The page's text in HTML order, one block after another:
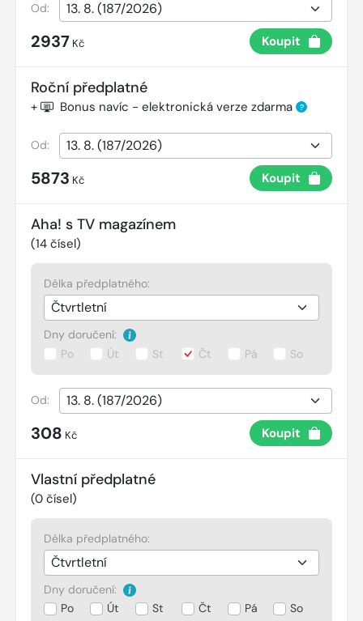
Od:
2937 Kč Koupit
Roční předplatné
+ Bonus navíc - elektronická verze zdarma ?
Od:
5873 Kč Koupit
Aha! s TV magazínem
(14 čísel)
Délka předplatného:
Dny doručení:
Po
Út St Čt Pá So
Od:
308 Kč Koupit
Vlastní předplatné
(0 čísel)
Délka předplatného:
Dny doručení:
Po
Út St Čt Pá So